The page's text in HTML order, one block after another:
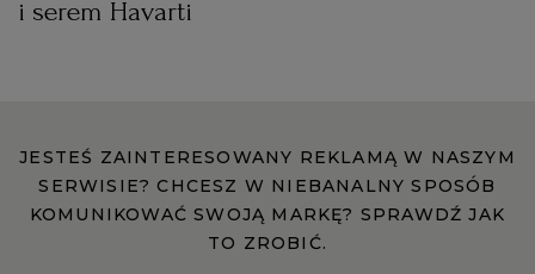
i serem Havarti
JESTEŚ ZAINTERESOWANY REKLAMĄ W NASZYM
SERWISIE? CHCESZ W NIEBANALNY SPOSÓB
KOMUNIKOWAĆ SWOJĄ MARKĘ? SPRAWDŹ JAK
TO ZROBIĆ.